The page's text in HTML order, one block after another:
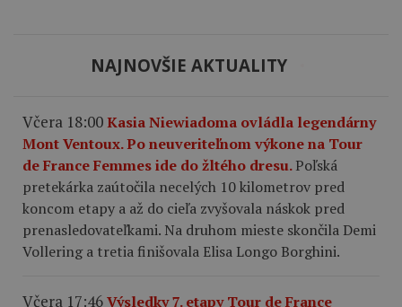
NAJNOVŠIE AKTUALITY
Včera 18:00Kasia Niewiadoma ovládla legendárny
Mont Ventoux. Po neuveriteľnom výkone na Tour
de France Femmes ide do žltého dresu.Poľská
pretekárka zaútočila necelých 10 kilometrov pred
koncom etapy a až do cieľa zvyšovala náskok pred
prenasledovateľkami. Na druhom mieste skončila Demi
Vollering a tretia finišovala Elisa Longo Borghini.
Včera 17:46Výsledky 7. etapy Tour de France